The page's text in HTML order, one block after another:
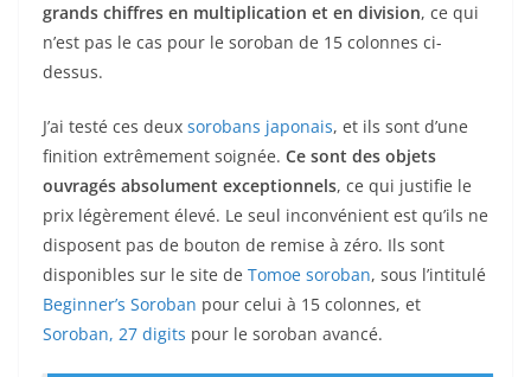
grands chiffres en multiplication et en division, ce qui
n’est pas le cas pour le soroban de 15 colonnes ci-
dessus.
J’ai testé ces deux sorobans japonais, et ils sont d’une
finition extrêmement soignée. Ce sont des objets
ouvragés absolument exceptionnels, ce qui justifie le
prix légèrement élevé. Le seul inconvénient est qu’ils ne
disposent pas de bouton de remise à zéro. Ils sont
disponibles sur le site de Tomoe soroban, sous l’intitulé
Beginner’s Soroban pour celui à 15 colonnes, et
Soroban, 27 digits pour le soroban avancé.